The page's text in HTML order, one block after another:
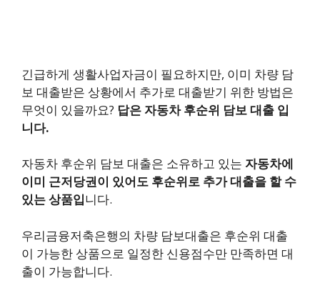
긴급하게 생활사업자금이 필요하지만, 이미 차량 담
보 대출받은 상황에서 추가로 대출받기 위한 방법은
무엇이 있을까요? 답은 자동차 후순위 담보 대출 입
니다.
자동차 후순위 담보 대출은 소유하고 있는 자동차에
이미 근저당권이 있어도 후순위로 추가 대출을 할 수
있는 상품입니다.
우리금융저축은행의 차량 담보대출은 후순위 대출
이 가능한 상품으로 일정한 신용점수만 만족하면 대
출이 가능합니다.